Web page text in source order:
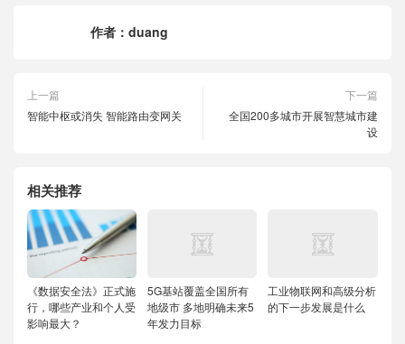
作者： duang
上一篇
智能中枢或消失 智能路由变网关
下一篇
全国200多城市开展智慧城市建
设
相关推荐
《数据安全法》正式施
行，哪些产业和个人受
影响最大？
5G基站覆盖全国所有
地级市 多地明确未来5
年发力目标
工业物联网和高级分析
的下一步发展是什么